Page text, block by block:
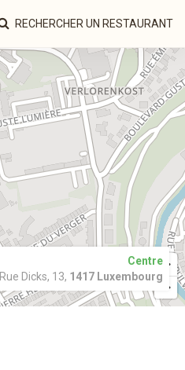
RECHERCHER UN RESTAURANT
Centre
Rue Dicks, 13, 1417 Luxembourg